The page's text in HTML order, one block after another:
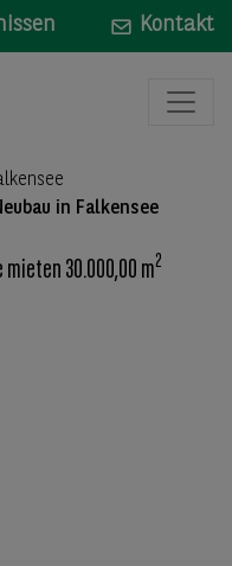
Kontakt
in Falkensee
mieten 30.000,00 m2